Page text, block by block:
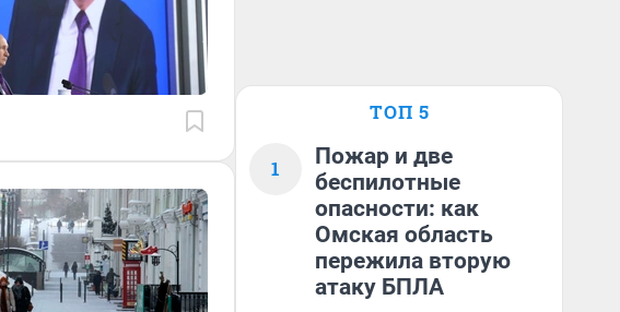
ТОП 5
1
Пожар и две
беспилотные
опасности: как
Омская область
пережила вторую
атаку БПЛА